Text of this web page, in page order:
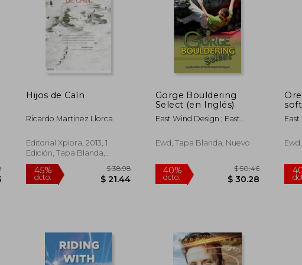
$ 26.28 dcto.
$ 60.01
$ 36.01
45%
dcto.
$
$
Hijos de Caín
Ricardo Martinez Llorca
Editorial Xplora, 2013, 1
Edición, Tapa Blanda,
Nuevo
Gorge Bouldering
Select (en Inglés)
East Wind Design ; East
Ewd, Tapa Blanda, Nuevo
East